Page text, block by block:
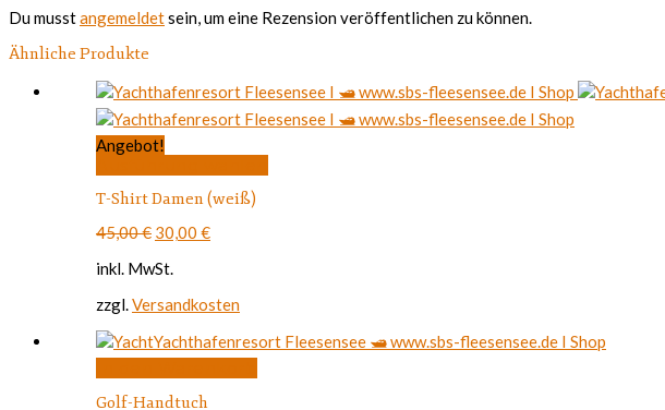
Du musstangemeldetsein, um eine Rezension veröffentlichen zu können.
Ähnliche Produkte
Angebot!
auf
T-Shirt Damen (weiß)
45,00€ Ursprünglicher
war:
30,00 €Aktueller
inkl. MwSt.
zzgl.Versandkosten
Golf-Handtuch